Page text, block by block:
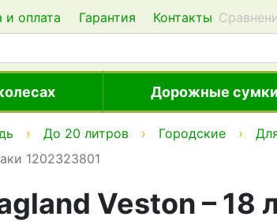
и оплата Гарантия Контакты
Дорожные сумки
До 20 литров Городские
1202323801
Veston – 18